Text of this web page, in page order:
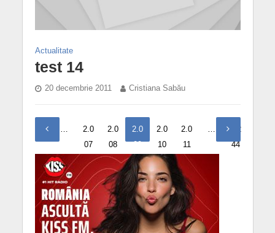
Actualitate
test 14
20 decembrie 2011 Cristiana Sabău
…
2.0
07
2.0
08
2.0
09
2.0
10
2.0
11
…
2.2
44